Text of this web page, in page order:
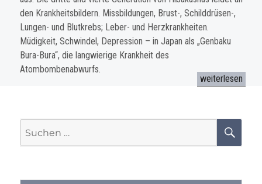
den Krankheitsbildern. Missbildungen, Brust-, Schilddrüsen-,
Lungen- und Blutkrebs; Leber- und Herzkrankheiten.
Müdigkeit, Schwindel, Depression – in Japan als „Genbaku
Bura-Bura“, die langwierige Krankheit des
Atombombenabwurfs.
„Gedenkrede
weiterlesen
nach: